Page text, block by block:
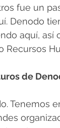
fue un
Denodo
aquí,
Recursos
de
Tenemos